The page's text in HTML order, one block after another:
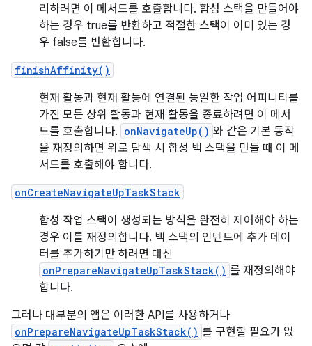
리하려면 이 메서드를 호출합니다. 합성 스택을 만들어야
하는 경우 true를 반환하고 적절한 스택이 이미 있는 경
우 false를 반환합니다.
finishAffinity()
현재 활동과 현재 활동에 연결된 동일한 작업 어피니티를
가진 모든 상위 활동과 현재 활동을 종료하려면 이 메서
드를 호출합니다. onNavigateUp() 와 같은 기본 동작
을 재정의하면 위로 탐색 시 합성 백 스택을 만들 때 이 메
서드를 호출해야 합니다.
onCreateNavigateUpTaskStack
합성 작업 스택이 생성되는 방식을 완전히 제어해야 하는
경우 이를 재정의합니다. 백 스택의 인텐트에 추가 데이
터를 추가하기만 하려면 대신
onPrepareNavigateUpTaskStack() 를 재정의해야
합니다.
그러나 대부분의 앱은 이러한 API를 사용하거나
onPrepareNavigateUpTaskStack() 를 구현할 필요가 없